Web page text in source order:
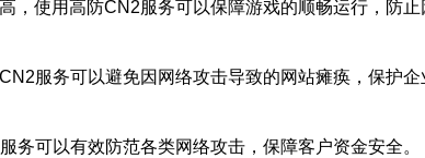
，使用高防CN2服务可以保障游戏的顺畅运行，防止
服务可以避免因网络攻击导致的网站瘫痪，保护企
务可以有效防范各类网络攻击，保障客户资金安全。